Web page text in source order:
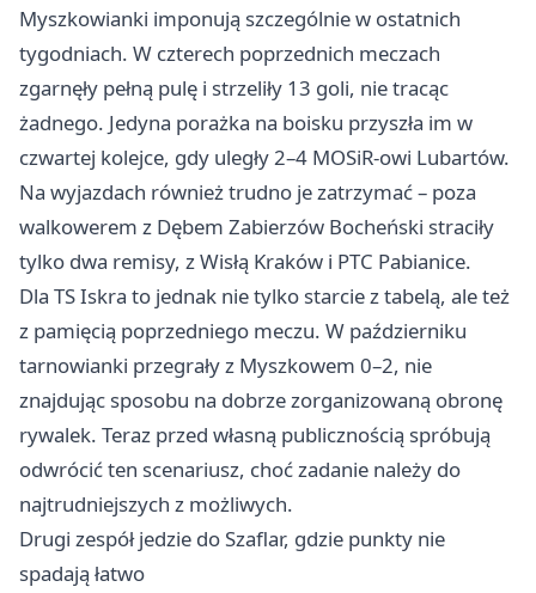
Myszkowianki imponują szczególnie w ostatnich
tygodniach. W czterech poprzednich meczach
zgarnęły pełną pulę i strzeliły 13 goli, nie tracąc
żadnego. Jedyna porażka na boisku przyszła im w
czwartej kolejce, gdy uległy 2–4 MOSiR-owi Lubartów.
Na wyjazdach również trudno je zatrzymać – poza
walkowerem z Dębem Zabierzów Bocheński straciły
tylko dwa remisy, z Wisłą Kraków i PTC Pabianice.
Dla TS Iskra to jednak nie tylko starcie z tabelą, ale też
z pamięcią poprzedniego meczu. W październiku
tarnowianki przegrały z Myszkowem 0–2, nie
znajdując sposobu na dobrze zorganizowaną obronę
rywalek. Teraz przed własną publicznością spróbują
odwrócić ten scenariusz, choć zadanie należy do
najtrudniejszych z możliwych.
Drugi zespół jedzie do Szaflar, gdzie punkty nie
spadają łatwo